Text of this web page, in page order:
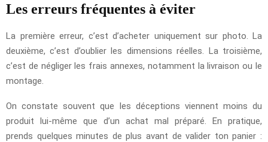
Les erreurs fréquentes à éviter
La première erreur, c’est d’acheter uniquement sur photo. La
deuxième, c’est d’oublier les dimensions réelles. La troisième,
c’est de négliger les frais annexes, notamment la livraison ou le
montage.
On constate souvent que les déceptions viennent moins du
produit lui-même que d’un achat mal préparé. En pratique,
prends quelques minutes de plus avant de valider ton panier :